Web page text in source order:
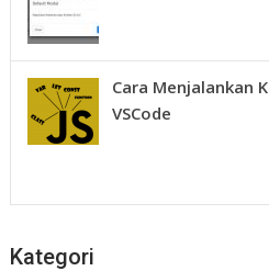
Cara Menjalankan
VSCode
Kategori